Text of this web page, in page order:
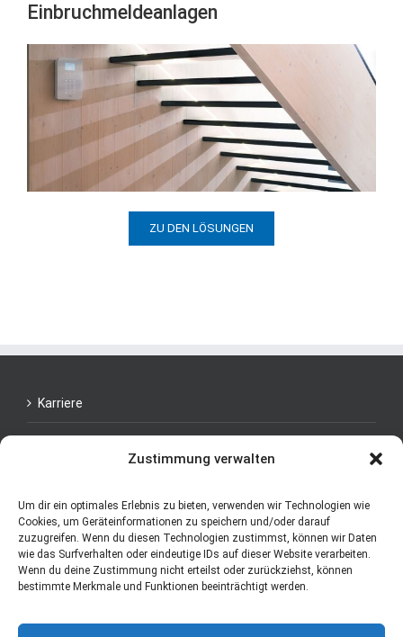
Zustimmung verwalten
Um dir ein optimales Erlebnis zu bieten, verwenden wir Technologien wie
Cookies, um Geräteinformationen zu speichern und/oder darauf
zuzugreifen. Wenn du diesen Technologien zustimmst, können wir Daten
wie das Surfverhalten oder eindeutige IDs auf dieser Website verarbeiten.
Wenn du deine Zustimmung nicht erteilst oder zurückziehst, können
bestimmte Merkmale und Funktionen beeinträchtigt werden.
Einbruchmeldeanlagen
ZU DEN LÖSUNGEN
Karriere
Impressum